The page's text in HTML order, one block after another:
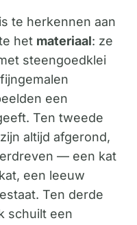
te herkennen aan
het materiaal: ze
steengoedklei
een
Ten tweede
altijd afgerond,
— een kat
een leeuw
Ten derde
schuilt een